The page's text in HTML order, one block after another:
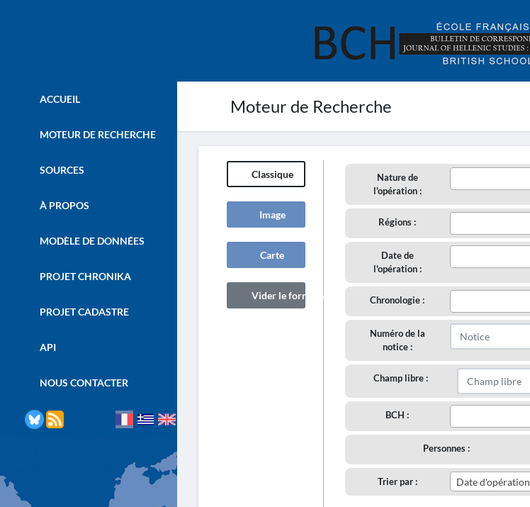
Moteur de Recherche
ACCUEIL
MOTEUR DE RECHERCHE
SOURCES
À PROPOS
MODÈLE DE DONNÉES
PROJET CHRONIKA
PROJET CADASTRE
API
NOUS CONTACTER
Classique
Image
Carte
Vider le formulaire
Nature de
l'opération :
Régions :
Date de
l'opération :
Chronologie :
Numéro de la
notice :
Champ libre :
BCH :
Personnes :
Trier par : Date d'opération